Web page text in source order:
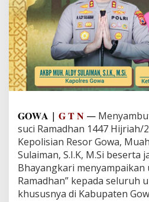
h
A
m
p
u
n
a
n
,
p
o
l
r
e
s
G
o
𝐆𝐎𝐖𝐀 | 𝐆 𝐓 𝐍 —
suci Ramadhan 1447 Hijriah/
Kepolisian Resor Gowa,
Sulaiman, S.I.K, M.Si beserta
Bhayangkari menyampaikan
Ramadhan” kepada seluruh
khususnya di Kabupaten